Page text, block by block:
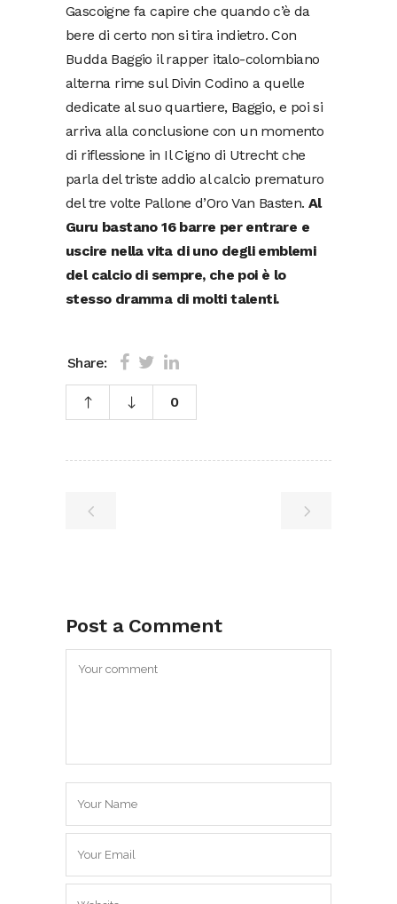
Gascoigne fa capire che quando c’è da
bere di certo non si tira indietro. Con
Budda Baggio il rapper italo-colombiano
alterna rime sul Divin Codino a quelle
dedicate al suo quartiere, Baggio, e poi si
arriva alla conclusione con un momento
di riflessione in Il Cigno di Utrecht che
parla del triste addio al calcio prematuro
del tre volte Pallone d’Oro Van Basten. Al
Guru bastano 16 barre per entrare e
uscire nella vita di uno degli emblemi
del calcio di sempre, che poi è lo
stesso dramma di molti talenti.
Share:
0
Post a Comment